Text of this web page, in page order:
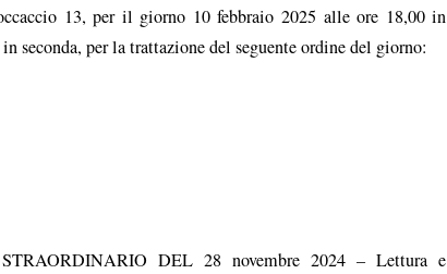
13, per il giorno 10 febbraio 2025 alle ore 18,00 in
seconda, per la trattazione del seguente ordine del giorno:
DEL 28 novembre 2024 – Lettura e